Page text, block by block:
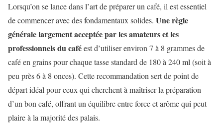
Lorsqu’on se lance dans l’art de préparer un café, il est essentiel
de commencer avec des fondamentaux solides. Une règle
générale largement acceptée par les amateurs et les
professionnels du caféest d’utiliser environ 7 à 8 grammes de
café en grains pour chaque tasse standard de 180 à 240 ml (soit à
peu près 6 à 8 onces). Cette recommandation sert de point de
départ idéal pour ceux qui cherchent à maîtriser la préparation
d’un bon café, offrant un équilibre entre force et arôme qui peut
plaire à la majorité des palais.